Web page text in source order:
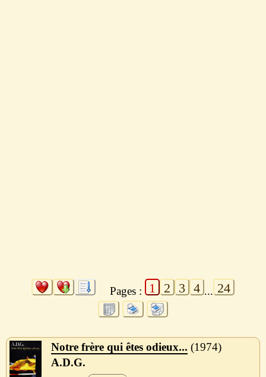
Pages : 1 2 3 4 ... 24
Notre frère qui êtes odieux...
1974
A.D.G.